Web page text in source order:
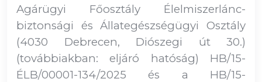
Agárügyi Főosztály Élelmiszerlánc-
biztonsági és Állategészségügyi Osztály
(4030 Debrecen, Diószegi út 30.)
(továbbiakban: eljáró hatóság) HB/15-
ÉLB/00001-134/2025 és a HB/15-